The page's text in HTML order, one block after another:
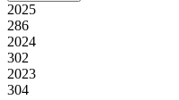
2025
286
2024
302
2023
304